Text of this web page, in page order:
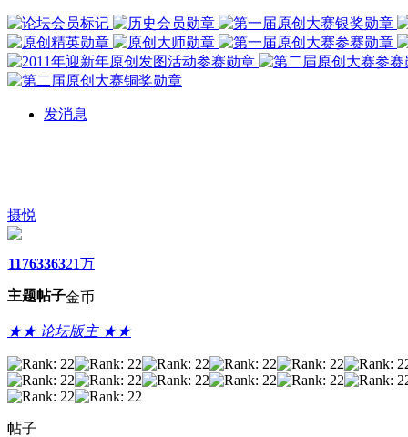
发消息
摄悦
1176
主题
3363
帖子
21万
金币
★★ 论坛版主 ★★
帖子